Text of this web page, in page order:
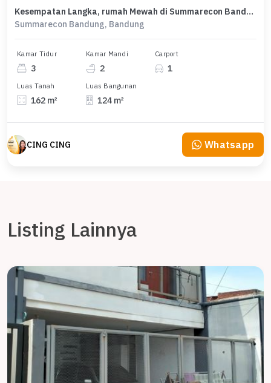
Kesempatan Langka, rumah Mewah di Summarecon Bandung, Bandung, LB 124m²
Summarecon Bandung, Bandung
Kamar Tidur
3
Kamar Mandi
2
Carport
1
Luas Tanah
162 m²
Luas Bangunan
124 m²
CING CING Whatsapp
Listing Lainnya